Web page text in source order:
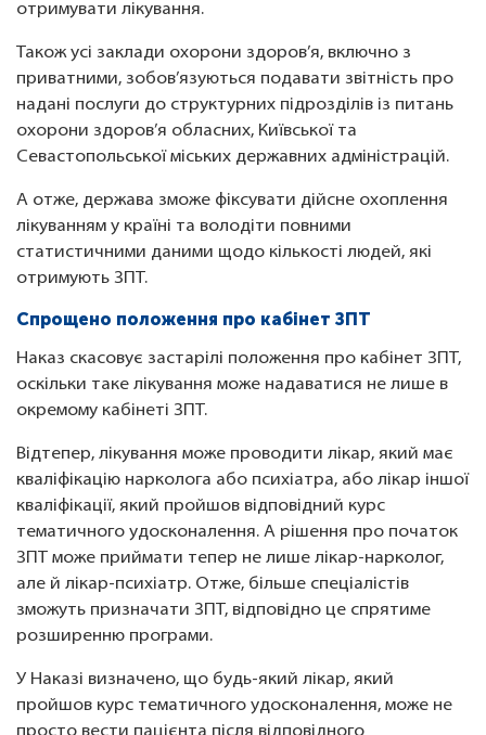
отримувати лікування.
Також усі заклади охорони здоров’я, включно з
приватними, зобов’язуються подавати звітність про
надані послуги до структурних підрозділів із питань
охорони здоров’я обласних, Київської та
Севастопольської міських державних адміністрацій.
А отже, держава зможе фіксувати дійсне охоплення
лікуванням у країні та володіти повними
статистичними даними щодо кількості людей, які
отримують ЗПТ.
Спрощено положення про кабінет ЗПТ
Наказ скасовує застарілі положення про кабінет ЗПТ,
оскільки таке лікування може надаватися не лише в
окремому кабінеті ЗПТ.
Відтепер, лікування може проводити лікар, який має
кваліфікацію нарколога або психіатра, або лікар іншої
кваліфікації, який пройшов відповідний курс
тематичного удосконалення. А рішення про початок
ЗПТ може приймати тепер не лише лікар-нарколог,
але й лікар-психіатр. Отже, більше спеціалістів
зможуть призначати ЗПТ, відповідно це спрятиме
розширенню програми.
У Наказі визначено, що будь-який лікар, який
пройшов курс тематичного удосконалення, може не